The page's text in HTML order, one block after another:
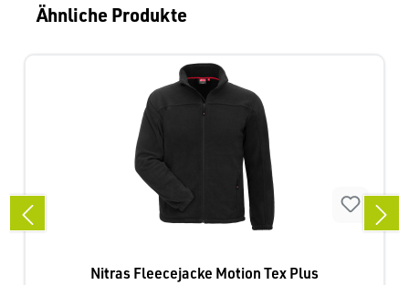
Produktgalerie überspringen
Ähnliche Produkte
Nitras Fleecejacke Motion Tex Plus